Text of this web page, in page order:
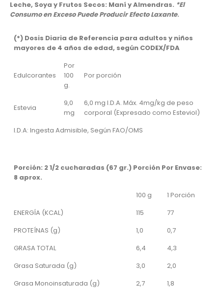
Leche, Soya y Frutos Secos: Maní y Almendras. *El
Consumo en Exceso Puede Producir Efecto Laxante.
(*) Dosis Diaria de Referencia para adultos y niños
mayores de 4 años de edad, según CODEX/FDA
Edulcorantes
Por
100
g.
Por porción
Estevia
9,0
mg
6,0 mg I.D.A. Máx. 4mg/kg de peso
corporal (Expresado como Esteviol)
I.D.A: Ingesta Admisible, Según FAO/OMS
Porción: 2 1/2 cucharadas (67 gr.) Porción Por Envase:
8 aprox.
100 g
1 Porción
ENERGÍA (KCAL)
115
77
PROTEÍNAS (g)
1,0
0,7
GRASA TOTAL
6,4
4,3
Grasa Saturada (g)
3,0
2,0
Grasa Monoinsaturada (g)
2,7
1,8